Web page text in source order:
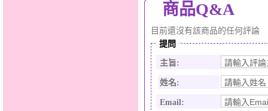
商品Q&A
目前還沒有該商品的任何評論
提問
主旨:
姓名:
Email: